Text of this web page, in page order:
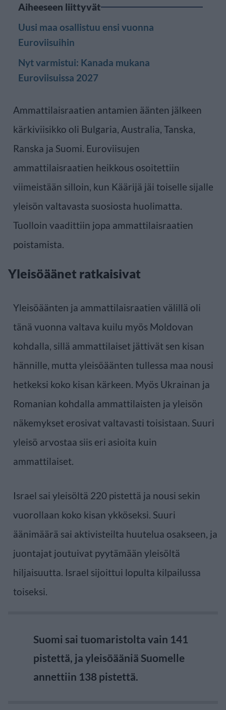
Aiheeseen liittyvät
Uusi maa osallistuu ensi vuonna
Euroviisuihin
Nyt varmistui: Kanada mukana
Euroviisuissa 2027
Ammattilaisraatien antamien äänten jälkeen
kärkiviisikko oli Bulgaria, Australia, Tanska,
Ranska ja Suomi. Euroviisujen
ammattilaisraatien heikkous osoitettiin
viimeistään silloin, kun Käärijä jäi toiselle sijalle
yleisön valtavasta suosiosta huolimatta.
Tuolloin vaadittiin jopa ammattilaisraatien
poistamista.
Yleisöäänet ratkaisivat
Yleisöäänten ja ammattilaisraatien välillä oli
tänä vuonna valtava kuilu myös Moldovan
kohdalla, sillä ammattilaiset jättivät sen kisan
hännille, mutta yleisöäänten tullessa maa nousi
hetkeksi koko kisan kärkeen. Myös Ukrainan ja
Romanian kohdalla ammattilaisten ja yleisön
näkemykset erosivat valtavasti toisistaan. Suuri
yleisö arvostaa siis eri asioita kuin
ammattilaiset.
Israel sai yleisöltä 220 pistettä ja nousi sekin
vuorollaan koko kisan ykköseksi. Suuri
äänimäärä sai aktivisteilta huutelua osakseen, ja
juontajat joutuivat pyytämään yleisöltä
hiljaisuutta. Israel sijoittui lopulta kilpailussa
toiseksi.
Suomi sai tuomaristolta vain 141
pistettä, ja yleisöääniä Suomelle
annettiin 138 pistettä.